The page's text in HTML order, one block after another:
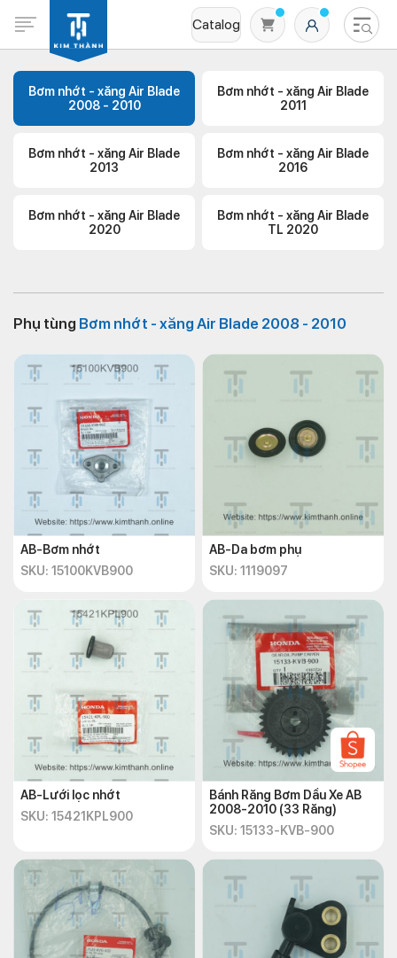
Catalog
Bơm nhớt - xăng Air Blade
2008 - 2010
Bơm nhớt - xăng Air Blade
2011
Bơm nhớt - xăng Air Blade
2013
Bơm nhớt - xăng Air Blade
2016
Bơm nhớt - xăng Air Blade
2020
Bơm nhớt - xăng Air Blade
TL 2020
Phụ tùng Bơm nhớt - xăng Air Blade 2008 - 2010
AB-Bơm nhớt
SKU: 15100KVB900
AB-Da bơm phụ
SKU: 1119097
AB-Lưới lọc nhớt
SKU: 15421KPL900
Bánh Răng Bơm Dầu Xe AB
2008-2010 (33 Răng)
SKU: 15133-KVB-900